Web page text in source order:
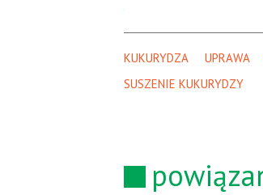
KUKURYDZA UPRAWA
SUSZENIE KUKURYDZY